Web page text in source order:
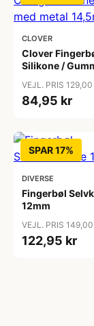
CLOVER
Clover
Silikone /
VEJL. PRIS 129,00
84,95 kr
SPAR 17%
DIVERSE
Fingerbøl
12mm
VEJL. PRIS 149,00
122,95 kr